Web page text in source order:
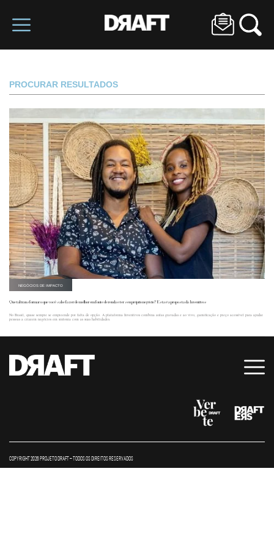
PROCURAR RESULTADOS
NEGÓCIOS DE IMPACTO
Que tal transformar o que você sabe fazer de melhor em fonte de renda e ter seu próprio negócio? Esta é a proposta da Inventivos
No Brasil, quase sempre se empreende por falta de opção. A plataforma Inventivos combina aulas gravadas e ao vivo, gamificação e preço acessível para ajudar
pessoas a criarem negócios em sintonia com as suas habilidades.
COPYRIGHT 2026 PROJETO DRAFT – TODOS OS DIREITOS RESERVADOS